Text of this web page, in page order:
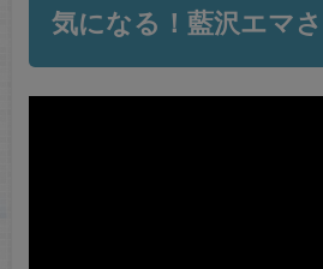
気になる！藍沢エマ